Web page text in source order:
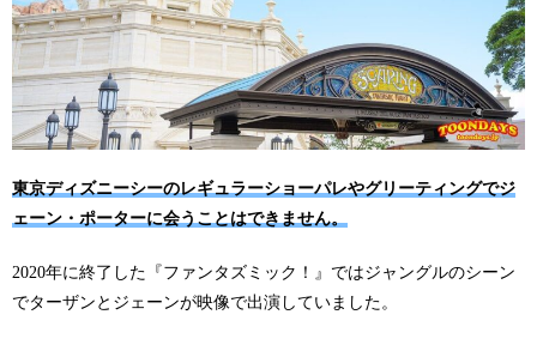
東京ディズニーシーのレギュラーショーパレやグリーティングでジ
ェーン・ポーターに会うことはできません。
2020年に終了した『ファンタズミック！』ではジャングルのシーン
でターザンとジェーンが映像で出演していました。